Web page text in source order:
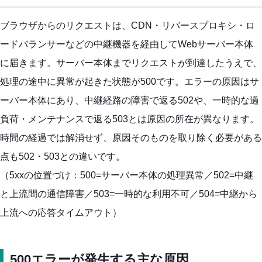
ブラウザからのリクエストは、CDN・リバースプロキシ・ロ
ードバランサーなどの中継機器を経由してWebサーバー本体
に届きます。サーバー本体までリクエストが到達したうえで、
処理の途中に異常が起きた状態が500です。エラーの原因はサ
ーバー本体にあり、中継経路の障害で返る502や、一時的な過
負荷・メンテナンスで返る503とは原因の所在が異なります。
時間の経過では解消せず、原因そのものを取り除く必要がある
点も502・503との違いです。
（5xxの位置づけ：500=サーバー本体の処理異常／502=中継
と上流間の通信障害／503=一時的な利用不可／504=中継から
上流への応答タイムアウト）